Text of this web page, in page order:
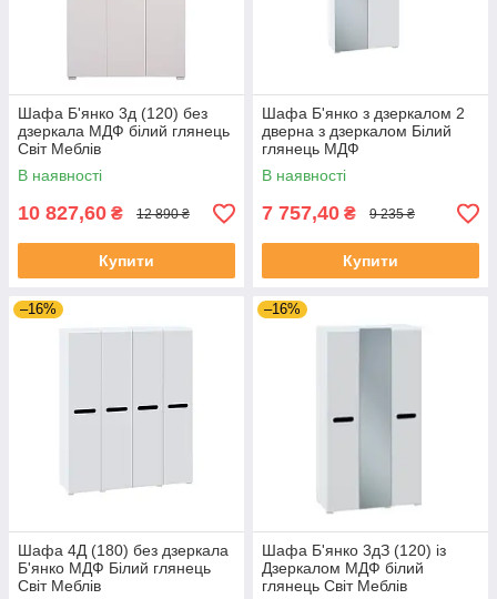
Шафа Б'янко 3д (120) без
дзеркала МДФ білий глянець
Світ Меблів
В наявності
10 827,60 ₴ 12 890 ₴
Купити
Шафа Б'янко з дзеркалом 2
дверна з дзеркалом Білий
глянець МДФ
В наявності
7 757,40 ₴ 9 235 ₴
Купити
–16%
Шафа 4Д (180) без дзеркала
Б'янко МДФ Білий глянець
Світ Меблів
–16%
Шафа Б'янко 3дЗ (120) із
Дзеркалом МДФ білий
глянець Світ Меблів